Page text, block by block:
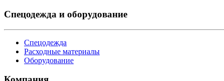
Спецодежда и оборудование
Спецодежда
Расходные материалы
Оборудование